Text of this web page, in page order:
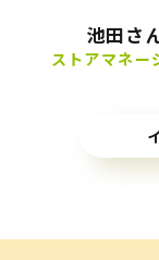
池田さ
ストアマネー